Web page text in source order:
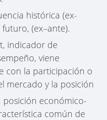
histórica (ex-
(ex–ante).
indicador de
viene
con la participación o
mercado y la posición
posición económico-
común de